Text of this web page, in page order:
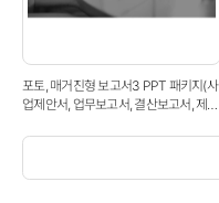
포토, 매거진형 보고서3 PPT 패키지(사
업제안서, 업무보고서, 결산보고서, 제품
획서)